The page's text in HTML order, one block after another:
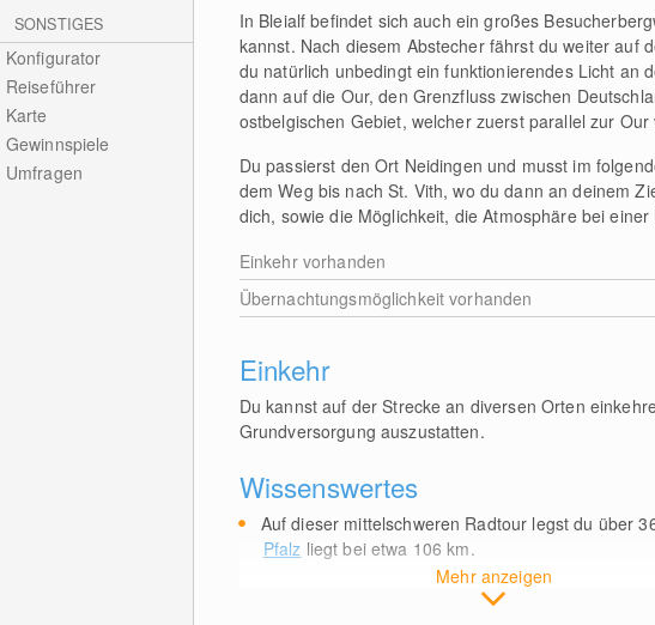
SONSTIGES
Konfigurator
Reiseführer
Karte
Gewinnspiele
Umfragen
In Bleialf befindet sich auch ein großes
kannst. Nach diesem Abstecher fährst du weiter auf
du natürlich unbedingt ein funktionierendes Licht an
dann auf die Our, den Grenzfluss zwischen
ostbelgischen Gebiet, welcher zuerst parallel zur
Du passierst den Ort Neidingen und musst im
dem Weg bis nach St. Vith, wo du dann an deinem
dich, sowie die Möglichkeit, die Atmosphäre bei
Einkehr vorhanden
Übernachtungsmöglichkeit vorhanden
Einkehr
Du kannst auf der Strecke an diversen Orten
Grundversorgung auszustatten.
Wissenswertes
Mehr anzeigen
Auf dieser mittelschweren Radtour legst du über
Pfalz liegt bei etwa 106km.